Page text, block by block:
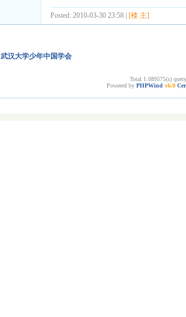
Posted: 2010-03-30 23:58 | [楼 主]
武汉大学少年中国学会
Total 1.089575(s)
Powered by PHPWind v6.0